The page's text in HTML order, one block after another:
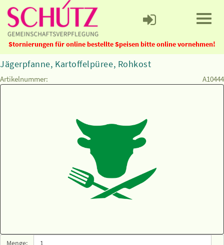
Stornierungen für online bestellte Speisen bitte online vornehmen!
Jägerpfanne, Kartoffelpüree, Rohkost
Artikelnummer: A10444
Menge: